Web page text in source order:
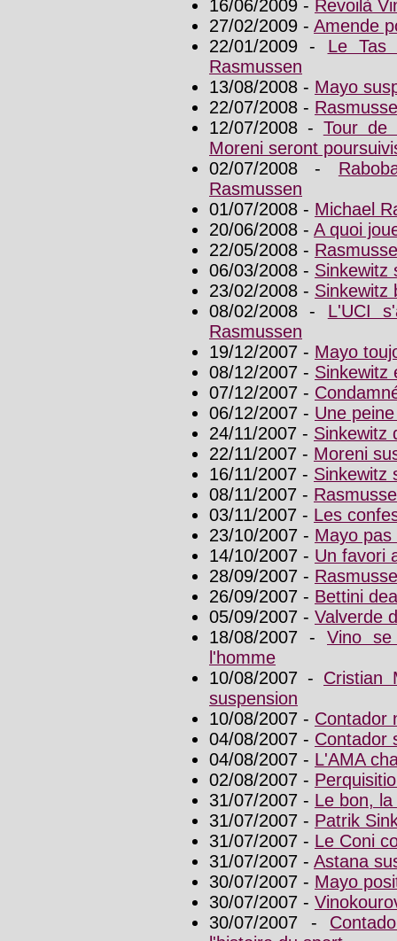
16/06/2009 - Revoilà
27/02/2009 - Amende
22/01/2009 - Le Tas
Rasmussen
13/08/2008 - Mayo
22/07/2008 -
12/07/2008 - Tour de
Moreni seront
02/07/2008 -
Rasmussen
01/07/2008 - Michael
20/06/2008 - A quoi
22/05/2008 -
06/03/2008 - Sinkewitz
23/02/2008 - Sinkewitz
08/02/2008 - L'UCI
Rasmussen
19/12/2007 - Mayo
08/12/2007 - Sinkewitz
07/12/2007 -
06/12/2007 - Une
24/11/2007 - Sinkewitz
22/11/2007 - Moreni
16/11/2007 - Sinkewitz
08/11/2007 -
03/11/2007 - Les
23/10/2007 - Mayo
14/10/2007 - Un favori
28/09/2007 -
26/09/2007 - Bettini
05/09/2007 - Valverde
18/08/2007 - Vino
l'homme
10/08/2007 - Cristian
suspension
10/08/2007 - Contador
04/08/2007 - Contador
04/08/2007 - L'AMA
02/08/2007 -
31/07/2007 - Le bon,
31/07/2007 - Patrik
31/07/2007 - Le Coni
31/07/2007 - Astana
30/07/2007 - Mayo
30/07/2007 -
30/07/2007 -